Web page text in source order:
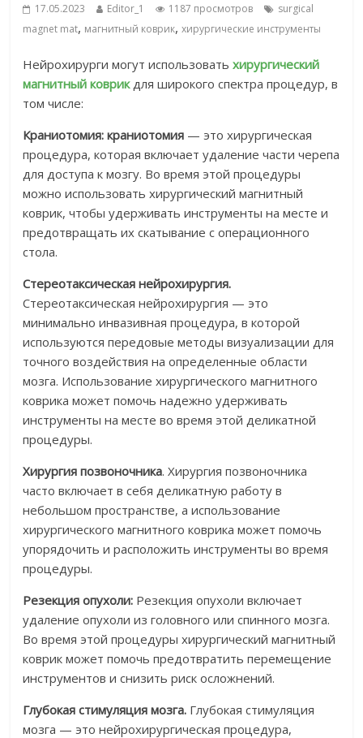
17.05.2023 Editor_1 1187 просмотров
surgical
magnet mat, магнитный коврик,хирургические инструменты
Нейрохирурги могут использоватьхирургический
магнитный коврикдля широкого спектра процедур, в
том числе:
Краниотомия: краниотомия — это хирургическая
процедура, которая включает удаление части черепа
для доступа к мозгу. Во время этой процедуры
можно использовать хирургический магнитный
коврик, чтобы удерживать инструменты на месте и
предотвращать их скатывание с операционного
стола.
Стереотаксическая нейрохирургия.
Стереотаксическая нейрохирургия — это
минимально инвазивная процедура, в которой
используются передовые методы визуализации для
точного воздействия на определенные области
мозга. Использование хирургического магнитного
коврика может помочь надежно удерживать
инструменты на месте во время этой деликатной
процедуры.
Хирургия позвоночника. Хирургия позвоночника
часто включает в себя деликатную работу в
небольшом пространстве, а использование
хирургического магнитного коврика может помочь
упорядочить и расположить инструменты во время
процедуры.
Резекция опухоли: Резекция опухоли включает
удаление опухоли из головного или спинного мозга.
Во время этой процедуры хирургический магнитный
коврик может помочь предотвратить перемещение
инструментов и снизить риск осложнений.
Глубокая стимуляция мозга. Глубокая стимуляция
мозга — это нейрохирургическая процедура,